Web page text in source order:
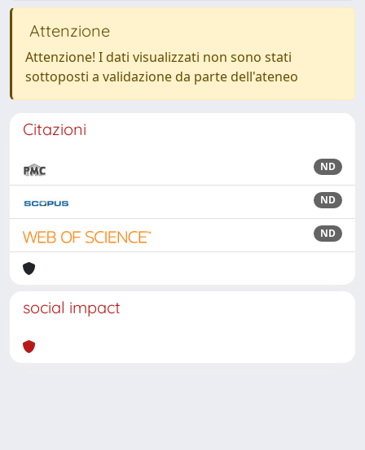
Attenzione
Attenzione! I dati visualizzati non sono stati
sottoposti a validazione da parte dell'ateneo
Citazioni
ND
ND
ND
social impact